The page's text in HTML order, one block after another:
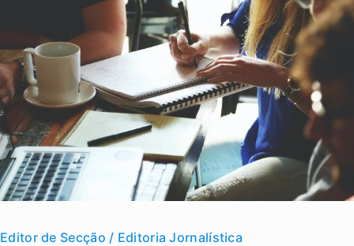
Editor de Secção / Editoria Jornalística
de